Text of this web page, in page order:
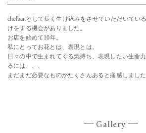
chelbanとして長く生け込みをさせていただいてい
けをする機会がありました。
お店を始めて10年。
私にとってお花とは、表現とは。
日々の中で生まれてくる気持ち、表現したい生命
るには、、、
まだまだ必要なものがたくさんあると痛感しました
Gallery